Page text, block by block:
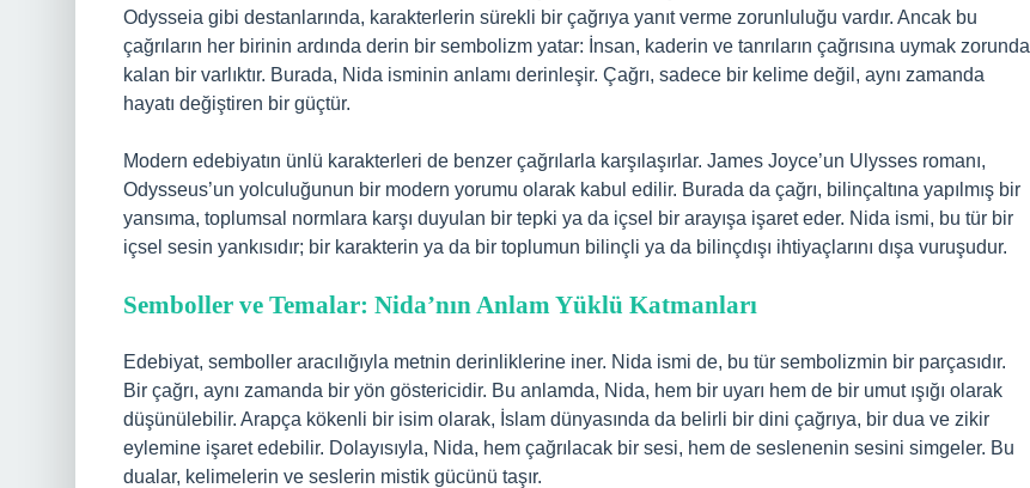
Odysseia gibi destanlarında, karakterlerin sürekli bir çağrıya yanıt verme zorunluluğu vardır. Ancak bu
çağrıların her birinin ardında derin bir sembolizm yatar: İnsan, kaderin ve tanrıların çağrısına uymak zorunda
kalan bir varlıktır. Burada, Nida isminin anlamı derinleşir. Çağrı, sadece bir kelime değil, aynı zamanda
hayatı değiştiren bir güçtür.
Modern edebiyatın ünlü karakterleri de benzer çağrılarla karşılaşırlar. James Joyce’un Ulysses romanı,
Odysseus’un yolculuğunun bir modern yorumu olarak kabul edilir. Burada da çağrı, bilinçaltına yapılmış bir
yansıma, toplumsal normlara karşı duyulan bir tepki ya da içsel bir arayışa işaret eder. Nida ismi, bu tür bir
içsel sesin yankısıdır; bir karakterin ya da bir toplumun bilinçli ya da bilinçdışı ihtiyaçlarını dışa vuruşudur.
Semboller ve Temalar: Nida’nın Anlam Yüklü Katmanları
Edebiyat, semboller aracılığıyla metnin derinliklerine iner. Nida ismi de, bu tür sembolizmin bir parçasıdır.
Bir çağrı, aynı zamanda bir yön göstericidir. Bu anlamda, Nida, hem bir uyarı hem de bir umut ışığı olarak
düşünülebilir. Arapça kökenli bir isim olarak, İslam dünyasında da belirli bir dini çağrıya, bir dua ve zikir
eylemine işaret edebilir. Dolayısıyla, Nida, hem çağrılacak bir sesi, hem de seslenenin sesini simgeler. Bu
dualar, kelimelerin ve seslerin mistik gücünü taşır.